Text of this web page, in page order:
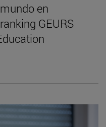
en
GEURS